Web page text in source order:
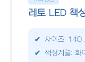
레토 LED 책
사이즈:
색상계열: 화